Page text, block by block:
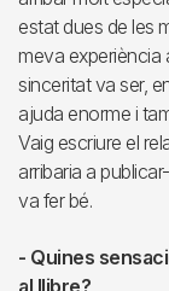
estat dues de les
meva experiència
sinceritat va ser,
ajuda enorme i
Vaig escriure el
arribaria a
va fer bé.
- Quines
al llibre?